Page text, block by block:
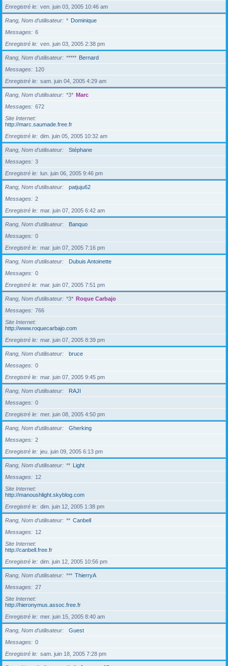
Enregistré le
ven. juin 03, 2005 10:46 am
Rang, Nom d’utilisateur * Dominique
Messages
6
Enregistré le
ven. juin 03, 2005 2:38 pm
Rang, Nom d’utilisateur ***** Bernard
Messages
120
Enregistré le
sam. juin 04, 2005 4:29 am
Rang, Nom d’utilisateur *3* Marc
Messages
672
Site Internet
http://marc.saumade.free.fr
Enregistré le
dim. juin 05, 2005 10:32 am
Rang, Nom d’utilisateur
Stéphane
Messages
3
Enregistré le
lun. juin 06, 2005 9:46 pm
Rang, Nom d’utilisateur
patjuju62
Messages
2
Enregistré le
mar. juin 07, 2005 6:42 am
Rang, Nom d’utilisateur
Banquo
Messages
0
Enregistré le
mar. juin 07, 2005 7:16 pm
Rang, Nom d’utilisateur
Dubuis Antoinette
Messages
0
Enregistré le
mar. juin 07, 2005 7:51 pm
Rang, Nom d’utilisateur *3* Roque Carbajo
Messages
766
Site Internet
http://www.roquecarbajo.com
Enregistré le
mar. juin 07, 2005 8:39 pm
Rang, Nom d’utilisateur
bruce
Messages
0
Enregistré le
mar. juin 07, 2005 9:45 pm
Rang, Nom d’utilisateur
RAJI
Messages
0
Enregistré le
mer. juin 08, 2005 4:50 pm
Rang, Nom d’utilisateur
Gherking
Messages
2
Enregistré le
jeu. juin 09, 2005 6:13 pm
Rang, Nom d’utilisateur ** Light
Messages
12
Site Internet
http://manoushlight.skyblog.com
Enregistré le
dim. juin 12, 2005 1:38 pm
Rang, Nom d’utilisateur ** Canbell
Messages
12
Site Internet
http://canbell.free.fr
Enregistré le
dim. juin 12, 2005 10:56 pm
Rang, Nom d’utilisateur *** ThierryA
Messages
27
Site Internet
http://hieronymus.assoc.free.fr
Enregistré le
mer. juin 15, 2005 8:40 am
Rang, Nom d’utilisateur
Guest
Messages
0
Enregistré le
sam. juin 18, 2005 7:28 pm